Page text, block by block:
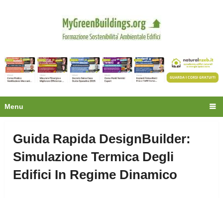
Menu
Guida Rapida DesignBuilder:
Simulazione Termica Degli
Edifici In Regime Dinamico
Privacy
Oltre 30.000 tecnici
fanno già parte della